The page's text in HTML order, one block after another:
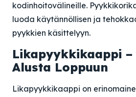
kodinhoitovälineille.
luoda käytännöllisen ja
pyykkien käsittelyyn.
Likapyykkikaappi –
Alusta Loppuun
Likapyykkikaappi on